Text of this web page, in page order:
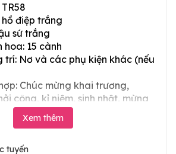
hồ điệp trắng
sứ trắng
hoa: 15 cành
trí: Nơ và các phụ kiện khác (nếu
Chúc mừng khai trương,
công, kỉ niệm, sinh nhật, mừng
tân gia và các ngày lễ tết trong
Xem thêm
tuyến